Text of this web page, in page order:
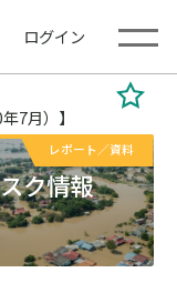
ログイン
7月）】
レポート／資料
ク情報